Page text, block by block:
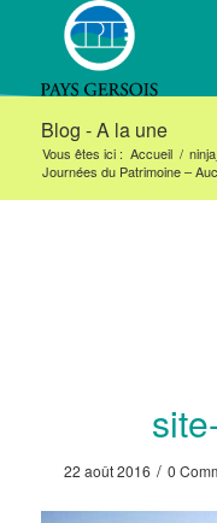
Blog - A la une
Vous êtes ici : Accueil /
Journées du Patrimoine –
22 août 2016 / 0